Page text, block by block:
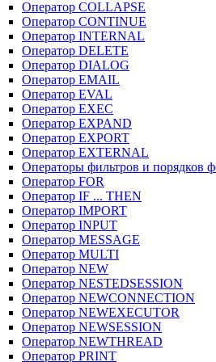
Оператор COLLAPSE
Оператор CONTINUE
Оператор INTERNAL
Оператор DELETE
Оператор DIALOG
Оператор EMAIL
Оператор EVAL
Оператор EXEC
Оператор EXPAND
Оператор EXPORT
Оператор EXTERNAL
Операторы фильтров и порядков
Оператор FOR
Оператор IF ... THEN
Оператор IMPORT
Оператор INPUT
Оператор MESSAGE
Оператор MULTI
Оператор NEW
Оператор NESTEDSESSION
Оператор NEWCONNECTION
Оператор NEWEXECUTOR
Оператор NEWSESSION
Оператор NEWTHREAD
Оператор PRINT